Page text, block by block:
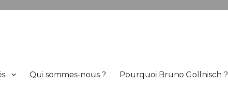
Qui sommes-nous ? Pourquoi Bruno Gollnisch ?